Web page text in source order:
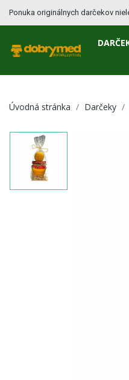
Ponuka originálnych darčekov
Úvodná stránka Darčeky